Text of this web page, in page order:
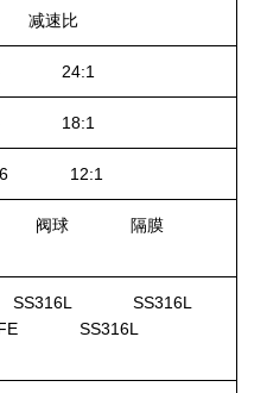
减速比
12:1
阀球
隔膜
SS316L
SS316L